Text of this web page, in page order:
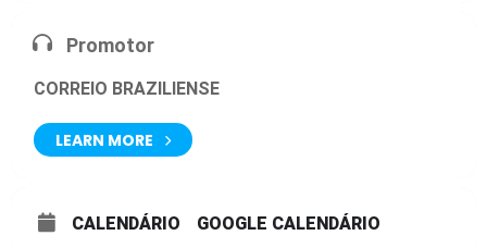
Promotor
CORREIO BRAZILIENSE
LEARN MORE
CALENDÁRIO GOOGLE CALENDÁRIO